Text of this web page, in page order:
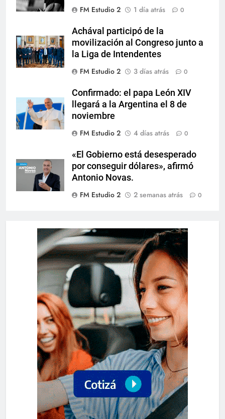
FM Estudio 2
1 día atrás 0
Achával participó de la
movilización al Congreso junto a
la Liga de Intendentes
FM Estudio 2
3 días atrás 0
Confirmado: el papa León XIV
llegará a la Argentina el 8 de
noviembre
FM Estudio 2
4 días atrás 0
«El Gobierno está desesperado
por conseguir dólares», afirmó
Antonio Novas.
FM Estudio 2
2 semanas atrás 0